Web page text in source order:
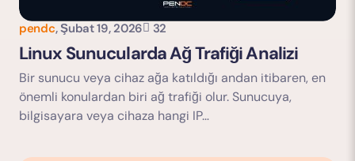
pendc, Şubat 19, 2026 32
Linux Sunucularda Ağ Trafiği Analizi
Bir sunucu veya cihaz ağa katıldığı andan itibaren, en
önemli konulardan biri ağ trafiği olur. Sunucuya,
bilgisayara veya cihaza hangi IP…